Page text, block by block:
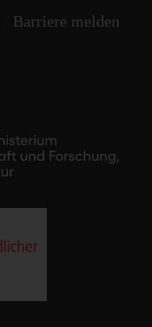
Barriere melden